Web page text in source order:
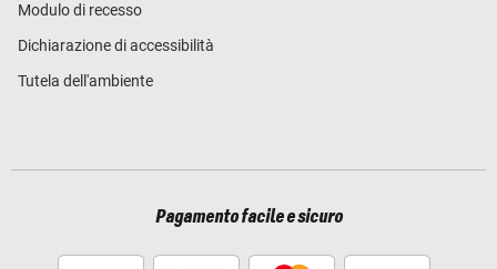
Modulo di recesso
Dichiarazione di accessibilità
Tutela dell'ambiente
Pagamento facile e sicuro